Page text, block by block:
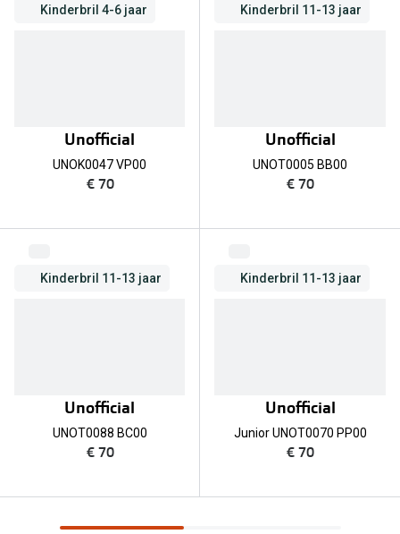
Kinderbril 4-6 jaar
Unofficial
UNOK0047 VP00
€ 70
Kinderbril 11-13 jaar
Unofficial
UNOT0005 BB00
€ 70
Kinderbril 11-13 jaar
Unofficial
UNOT0088 BC00
€ 70
Kinderbril 11-13 jaar
Unofficial
Junior UNOT0070 PP00
€ 70